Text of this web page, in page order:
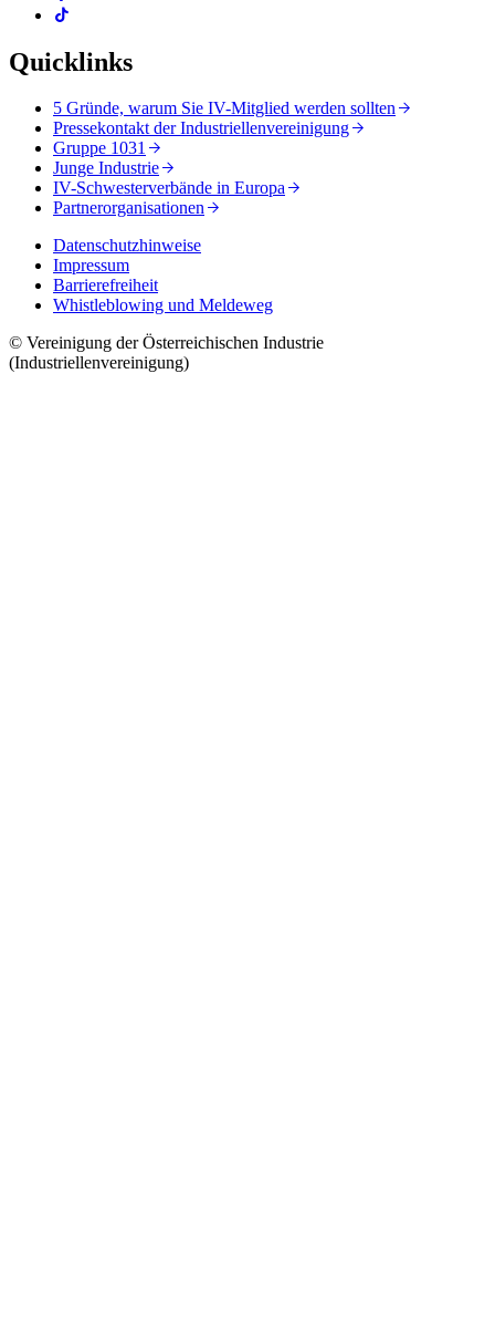
Quicklinks
5 Gründe, warum Sie IV-Mitglied werden sollten
Pressekontakt der Industriellenvereinigung
Gruppe 1031
Junge Industrie
IV-Schwesterverbände in Europa
Partnerorganisationen
Datenschutzhinweise
Impressum
Barrierefreiheit
Whistleblowing und Meldeweg
© Vereinigung der Österreichischen Industrie
(Industriellenvereinigung)